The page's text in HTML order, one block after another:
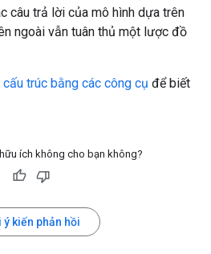
câu trả lời của mô hình dựa trên
ngoài vẫn tuân thủ một lược đồ
trúc bằng các công cụ để biết
ích không cho bạn không?
ý kiến phản hồi